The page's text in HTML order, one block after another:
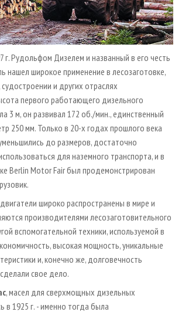
г. Рудольфом Дизелем и названный в его честь
нашел широкое применение в лесозаготовке,
и других отраслях
первого работающего дизельного
3 м, он развивал 172 об./мин., единственный
250 мм. Только в 20­-х годах прошлого века
до размеров, достаточно
для наземного транспорта, и в
Berlin Motor Fair был продемонстрирован
широко распространены в мире и
производителями лесозаготовительного
вспомогательной техники, используемой в
высокая мощность, уникальные
и, конечно же, долговечность
свое дело.
, масел для сверхмощных дизельных
в 1925 г. - именно тогда была